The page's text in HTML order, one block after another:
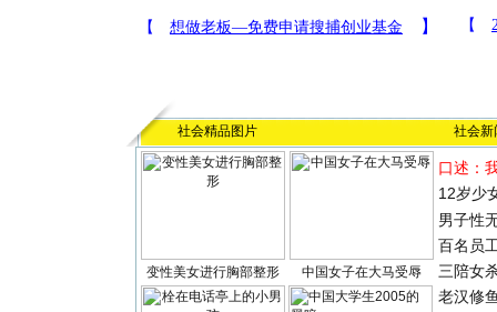
社会精品图片 社会新
变性美女进行胸部整形 中国女子在大马受辱
口述：
12岁少
男子性
百名员
三陪女
老汉修